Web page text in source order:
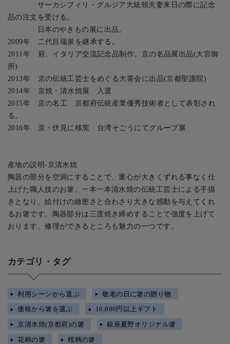
サーカシブィリ・グルジア大統領夫妻来日の際に記念
品の注文を受ける。
日本のやきもの展に出品。
2009年 二代目瑞泉を継承する。
2011年 府、イタリア交流記念品制作。京の名品展出品(大宮御
所)
2013年 京の伝統工芸士をめぐる大茶会に出品(京都聖護院)
2014年 京焼・清水焼展 入選
2015年 京の名工 京都府伝統産業優秀技術者として表彰され
る。
2016年 京・伏見に移窯 台湾そごうにてグループ展
産地の説明-京清水焼
陶器の部分を空洞にすることで、重心が大きくずれる事なく仕
上げた職人技のお箸。一本一本清水焼の伝統工芸士による手描
きとなり、絵付けの緻密さと合わさり大きな感動を与えてくれ
るお箸です。陶器部分は三度焼き締めすることで強度を上げて
おります。修理ができるところも魅力の一つです。
カテゴリ・タグ
利用シーンから選ぶ
敬老の日に箸の贈り物
価格から箸を選ぶ
10,000円以上ギフト
京清水焼(京都府)の箸
銀座夏野オリジナル箸
花柄の箸
桜柄の箸